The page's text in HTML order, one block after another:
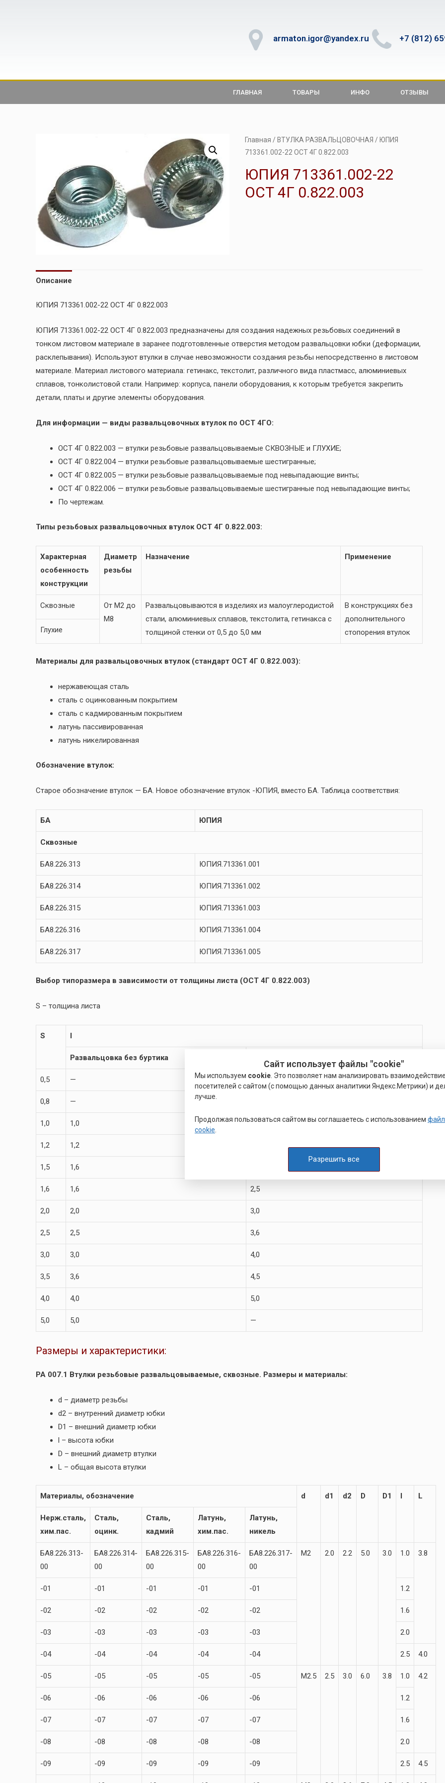
armaton.igor@yandex.ru +7 (812)
ГЛАВНАЯ ТОВАРЫ ИНФО ОТЗЫВЫ
Главная / ВТУЛКА РАЗВАЛЬЦОВОЧНАЯ / ЮПИЯ
713361.002-22 ОСТ 4Г 0.822.003
ЮПИЯ 713361.002-22
ОСТ 4Г 0.822.003
Описание
ЮПИЯ 713361.002-22 ОСТ 4Г 0.822.003
ЮПИЯ 713361.002-22 ОСТ 4Г 0.822.003 предназначены для создания надежных резьбовых соединений в
тонком листовом материале в заранее подготовленные отверстия методом развальцовки юбки (деформации,
расклепывания). Используют втулки в случае невозможности создания резьбы непосредственно в листовом
материале. Материал листового материала: гетинакс, текстолит, различного вида пластмасс, алюминиевых
сплавов, тонколистовой стали. Например: корпуса, панели оборудования, к которым требуется закрепить
детали, платы и другие элементы оборудования.
Для информации — виды развальцовочных втулок по ОСТ 4ГО:
ОСТ 4Г 0.822.003 — втулки резьбовые развальцовываемые СКВОЗНЫЕ и ГЛУХИЕ;
ОСТ 4Г 0.822.004 — втулки резьбовые развальцовываемые шестигранные;
ОСТ 4Г 0.822.005 — втулки резьбовые развальцовываемые под невыпадающие винты;
ОСТ 4Г 0.822.006 — втулки резьбовые развальцовываемые шестигранные под невыпадающие винты;
По чертежам.
Типы резьбовых развальцовочных втулок ОСТ 4Г 0.822.003:
Характерная
особенность
конструкции
Диаметр
резьбы
Назначение Применение
Сквозные
От М2 до
М8
Развальцовываются в изделиях из малоуглеродистой
стали, алюминиевых сплавов, текстолита, гетинакса с
толщиной стенки от 0,5 до 5,0 мм
В конструкциях без
дополнительного
стопорения втулок
Глухие
Материалы для развальцовочных втулок (стандарт ОСТ 4Г 0.822.003):
нержавеющая сталь
сталь с оцинкованным покрытием
сталь с кадмированным покрытием
латунь пассивированная
латунь никелированная
Обозначение втулок:
Старое обозначение втулок — БА. Новое обозначение втулок -ЮПИЯ, вместо БА. Таблица соответствия:
БА ЮПИЯ
Сквозные
БА8.226.313 ЮПИЯ.713361.001
БА8.226.314 ЮПИЯ.713361.002
БА8.226.315 ЮПИЯ.713361.003
БА8.226.316 ЮПИЯ.713361.004
БА8.226.317 ЮПИЯ.713361.005
Выбор типоразмера в зависимости от толщины листа (ОСТ 4Г 0.822.003)
S – толщина листа
S
Развальцовка без буртика
0,5 — 1,2
0,8 —
1,0 1,0 1,6
1,2 1,2
1,5 1,6
1,6 1,6 2,5
2,0 2,0 3,0
2,5 2,5 3,6
3,0 3,0 4,0
3,5 3,6 4,5
4,0 4,0 5,0
5,0 5,0 —
Размеры и характеристики:
РА 007.1 Втулки резьбовые развальцовываемые, сквозные. Размеры и материалы:
d – диаметр резьбы
d2 – внутренний диаметр юбки
D1 – внешний диаметр юбки
l – высота юбки
D – внешний диаметр втулки
L – общая высота втулки
Материалы, обозначение d d1 d2 D D1 L
Нерж.сталь,
хим.пас.
Сталь,
оцинк.
Сталь,
кадмий
Латунь,
хим.пас.
Латунь,
никель
БА8.226.313-
00
БА8.226.314-
00
БА8.226.315-
00
БА8.226.316-
00
БА8.226.317-
00
М2 2.0 2.2 5.0 3.0 1.0 3.8
-01 -01 -01 -01 -01 1.2
-02 -02 -02 -02 -02 1.6
-03 -03 -03 -03 -03 2.0
-04 -04 -04 -04 -04 2.5 4.0
-05 -05 -05 -05 -05 М2.5 2.5 3.0 6.0 3.8 1.0 4.2
-06 -06 -06 -06 -06 1.2
-07 -07 -07 -07 -07 1.6
-08 -08 -08 -08 -08 2.0
-09 -09 -09 -09 -09 2.5 4.5
Сайт использует файлы "cookie"
Мы используем cookie . Это позволяет нам анализировать
посетителей с сайтом (с помощью данных аналитики Яндекс.Метрики) и
лучше.
Продолжая пользоваться сайтом вы соглашаетесь с использованием
cookie
Разрешить все